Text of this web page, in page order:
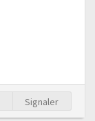
Signaler